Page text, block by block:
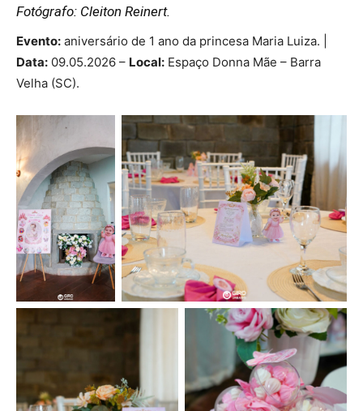
Fotógrafo: Cleiton Reinert.
Evento: aniversário de 1 ano da princesa Maria Luiza. |
Data: 09.05.2026 – Local: Espaço Donna Mãe – Barra
Velha (SC).